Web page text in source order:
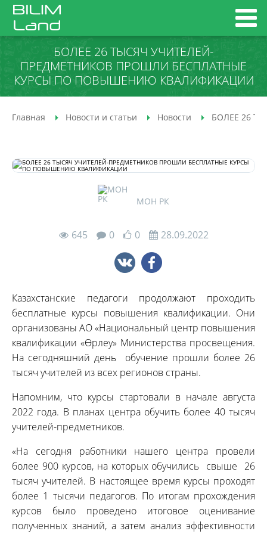
БОЛЕЕ 26 ТЫСЯЧ УЧИТЕЛЕЙ-
ПРЕДМЕТНИКОВ ПРОШЛИ БЕСПЛАТНЫЕ
КУРСЫ ПО ПОВЫШЕНИЮ КВАЛИФИКАЦИИ
Главная Новости и статьи Новости БОЛЕЕ 26
МОН РК
645 0 0 28.09.2022
Казахстанские педагоги продолжают проходить
бесплатные курсы повышения квалификации. Они
организованы АО «Национальный центр повышения
квалификации «Өрлеу» Министерства просвещения.
На сегодняшний день обучение прошли более 26
тысяч учителей из всех регионов страны.
Напомним, что курсы стартовали в начале августа
2022 года. В планах центра обучить более 40 тысяч
учителей-предметников.
«На сегодня работники нашего центра провели
более 900 курсов, на которых обучились свыше 26
тысяч учителей. В настоящее время курсы проходят
более 1 тысячи педагогов. По итогам прохождения
курсов было проведено итоговое оценивание
полученных знаний, а затем анализ эффективности